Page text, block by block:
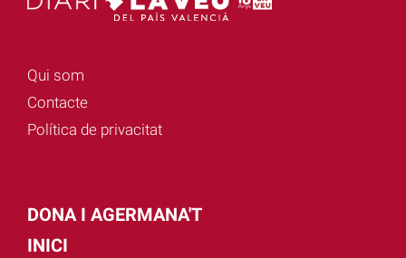
Qui som
Contacte
Política de privacitat
DONA I AGERMANA'T
INICI